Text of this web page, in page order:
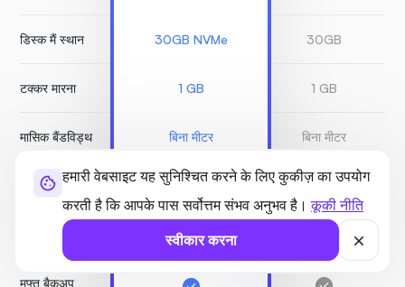
हमारी वेबसाइट यह सुनिश्चित करने के लिए कुकीज़ का उपयोग
करती है कि आपके पास सर्वोत्तम संभव अनुभव है।कूकी नीति
स्वीकार करना
डिस्क मैं स्थान
टक्कर मारना
मासिक बैंडविड्थ
बिटनिंजा सुरक्षा
स्नैपशॉट्स
मुफ्त बैकअप
30GB NVMe
1 GB
बिना मीटर
असीमित
30GB
1 GB
बिना मीटर
-
चुकाया गया